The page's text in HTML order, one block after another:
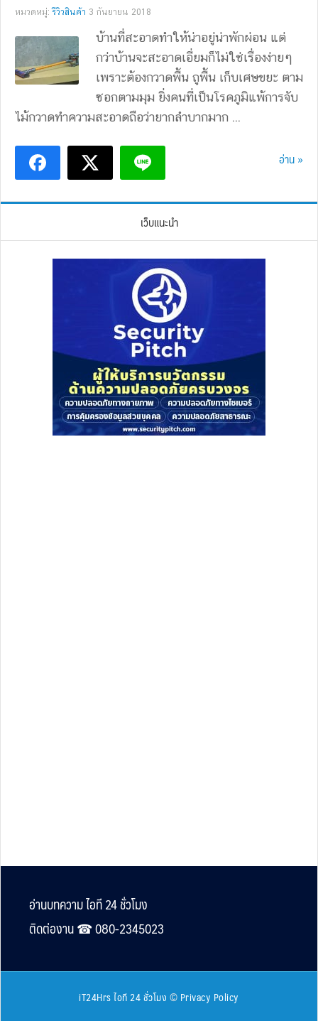
หมวดหมู่:รีวิวสินค้า 3 กันยายน 2018
บ้านที่สะอาดทำให้น่าอยู่น่าพักผ่อน แต่
กว่าบ้านจะสะอาดเอี่ยมก็ไม่ใช่เรื่องง่ายๆ
เพราะต้องกวาดพื้น ถูพื้น เก็บเศษขยะ ตาม
ซอกตามมุม ยิ่งคนที่เป็นโรคภูมิแพ้การจับ
ไม้กวาดทำความสะอาดถือว่ายากลำบากมาก ...
อ่าน »
เว็บแนะนำ
Footer
อ่านบทความ ไอที 24 ชั่วโมง
ติดต่องาน ☎︎ 080-2345023
iT24Hrs ไอที 24 ชั่วโมง © Privacy Policy